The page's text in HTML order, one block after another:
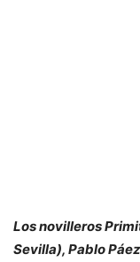
Los novilleros
Sevilla), Pablo